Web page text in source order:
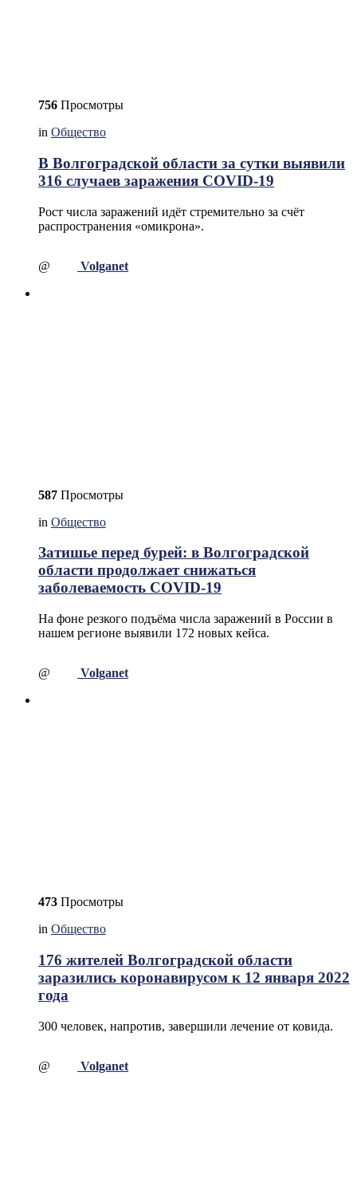
756 Просмотры
in Общество
В Волгоградской области за сутки выявили
316 случаев заражения COVID-19
Рост числа заражений идёт стремительно за счёт
распространения «омикрона».
@ Volganet
587 Просмотры
in Общество
Затишье перед бурей: в Волгоградской
области продолжает снижаться
заболеваемость COVID-19
На фоне резкого подъёма числа заражений в России в
нашем регионе выявили 172 новых кейса.
@ Volganet
473 Просмотры
in Общество
176 жителей Волгоградской области
заразились коронавирусом к 12 января 2022
года
300 человек, напротив, завершили лечение от ковида.
@ Volganet